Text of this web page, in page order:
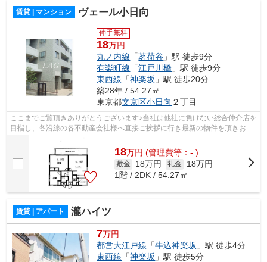
賃貸 | マンション ヴェール小日向
仲手無料
18万円
丸ノ内線 「茗荷谷 」駅 徒歩9分
有楽町線 「江戸川橋 」駅 徒歩9分
東西線 「神楽坂 」駅 徒歩20分
築28年 / 54.27㎡
東京都文京区小日向 ２丁目
ここまでご覧頂きありがとうございます♪当社は他社に負けない総合仲介店を
目指し、各沿線の各不動産会社様へ直接ご挨拶に行き最新の物件を頂きお客
様へ提供しております！最新の情報は...
18万円 (管理費等：- )
敷金 18万円 礼金
18万円
1階 / 2DK / 54.27㎡
賃貸 | アパート 瀧ハイツ
7万円
都営大江戸線 「牛込神楽坂 」駅 徒歩4分
東西線 「神楽坂 」駅 徒歩5分